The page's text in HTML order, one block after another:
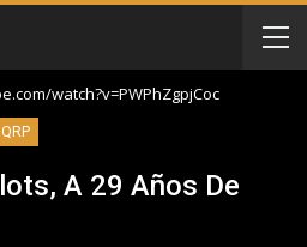
watch?v=PWPhZgpjCoc
QRP
A 29 Años De